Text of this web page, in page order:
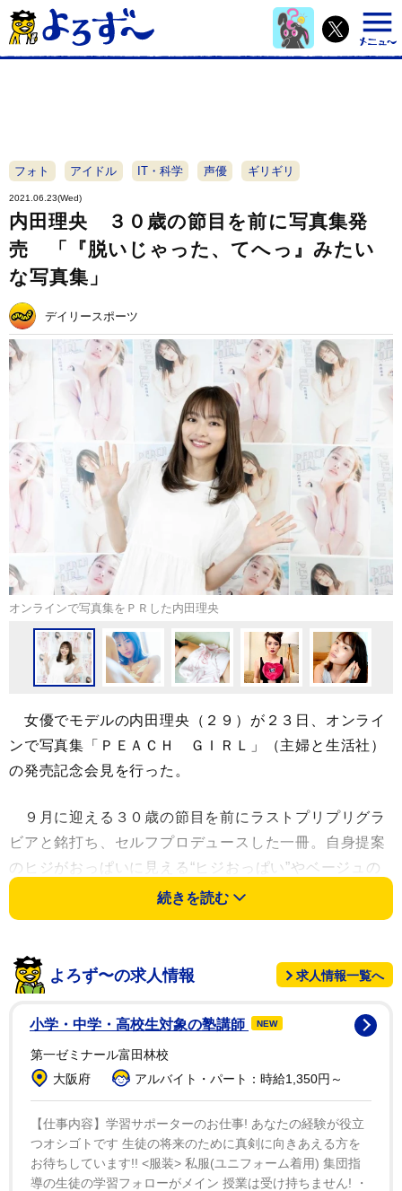
フォト アイドル IT・科学 声優 ギリギリ
2021.06.23(Wed)
内田理央 ３０歳の節目を前に写真集発
売 「『脱いじゃった、てへっ』みたい
な写真集」
デイリースポーツ
オンラインで写真集をＰＲした内田理央
女優でモデルの内田理央（２９）が２３日、オンライ
ンで写真集「ＰＥＡＣＨ ＧＩＲＬ」（主婦と生活社）
の発売記念会見を行った。
９月に迎える３０歳の節目を前にラストプリプリグラ
ビアと銘打ち、セルフプロデュースした一冊。自身提案
のヒジがおっぱいに見える“ヒジおっぱい”やベージュの
下着でお風呂に入る“ぬれベージュ”などセクシーな内容
となっており「『脱いじゃった、てへっ』みたいな写真
３０代で目指すは、ずっと夢だったアニメ声優。サブ
カル好きのキャラが浸透しており「洗練されるのは嫌だ
な、ずっとカオスでいたいなという反骨精神もありま
す」と独特なワードで展望を語った。
続きを読む
よろず〜の求人情報 求人情報一覧へ
小学・中学・高校生対象の塾講師 NEW
第一ゼミナール富田林校
大阪府
アルバイト・パート：時給1,350円～
【仕事内容】学習サポーターのお仕事! あなたの経験が役立
つオシゴトです 生徒の将来のために真剣に向きあえる方を
お待ちしています!! <服装> 私服(ユニフォーム着用) 集団指
導の生徒の学習フォローがメイン 授業は受け持ちません! ・